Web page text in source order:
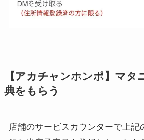
【アカチャンホンポ】マタ
典をもらう
店舗のサービスカウンターで上記